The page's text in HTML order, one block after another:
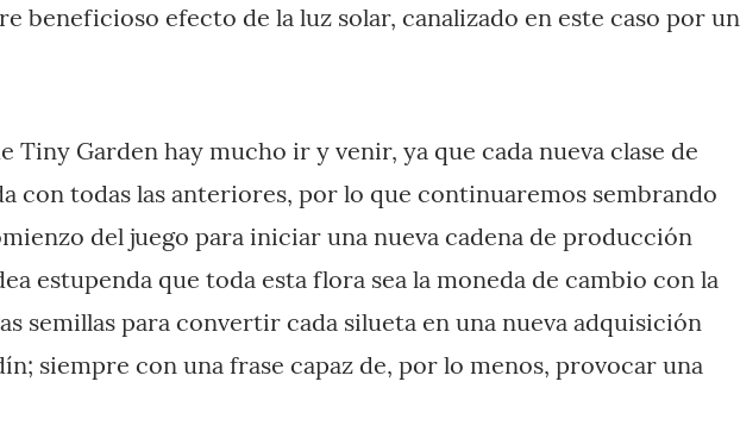
beneficioso efecto de la luz solar, canalizado en este caso por un
Tiny Garden hay mucho ir y venir, ya que cada nueva clase de
con todas las anteriores, por lo que continuaremos sembrando
del juego para iniciar una nueva cadena de producción
estupenda que toda esta flora sea la moneda de cambio con la
semillas para convertir cada silueta en una nueva adquisición
siempre con una frase capaz de, por lo menos, provocar una